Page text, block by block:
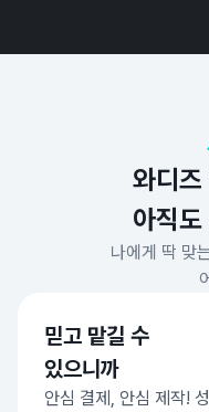
와디
아직
나에게 딱 맞
믿고 맡길 수
있으니까
안심 결제, 안심 제작!